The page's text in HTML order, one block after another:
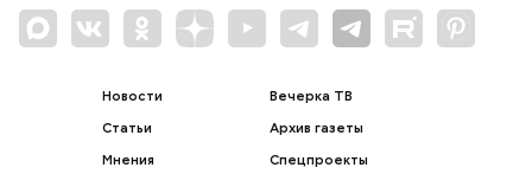
Новости
Статьи
Мнения
Вечерка ТВ
Архив газеты
Спецпроекты